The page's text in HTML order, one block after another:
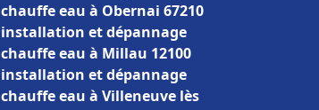
chauffe eau à Obernai 67210
installation et dépannage
chauffe eau à Millau 12100
installation et dépannage
chauffe eau à Villeneuve lès